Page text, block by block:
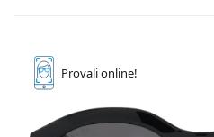
Provalionline!